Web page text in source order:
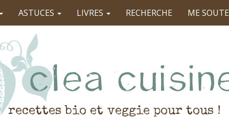
ASTUCES LIVRES RECHERCHE ME
recettes bio et veggie pour tous !